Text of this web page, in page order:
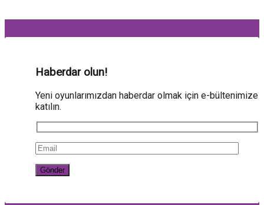
Haberdar olun!
Yeni oyunlarımızdan haberdar olmak için e-bültenimize
katılın.